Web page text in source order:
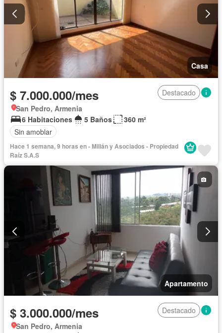
Casa
$ 7.000.000/mes
Destacado
San Pedro, Armenia
6 Habitaciones
5 Baños
360 m²
Sin amoblar
Hace 1 semana, 9 horas en - Millán y Asociados - Propiedad
Raíz S.A.S
Apartamento
$ 3.000.000/mes
Destacado
San Pedro, Armenia